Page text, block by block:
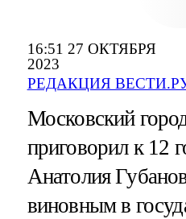
16:51 27 ОКТЯБРЯ
2023
РЕДАКЦИЯ
Московский
приговорил к 12
Анатолия
виновным в